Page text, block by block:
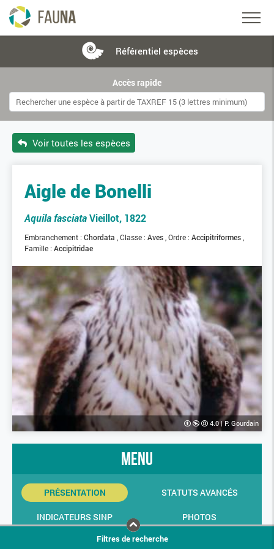
Référentiel espèces
Accès rapide
Voir toutes les espèces
Aigle de Bonelli
Aquila fasciataVieillot, 1822
Embranchement : Chordata Classe : Aves Ordre : Accipitriformes
Famille : Accipitridae
4.0|P. Gourdain
menu
PRÉSENTATION STATUTS AVANCÉS
INDICATEURS SINP
PHOTOS
Filtres de recherche